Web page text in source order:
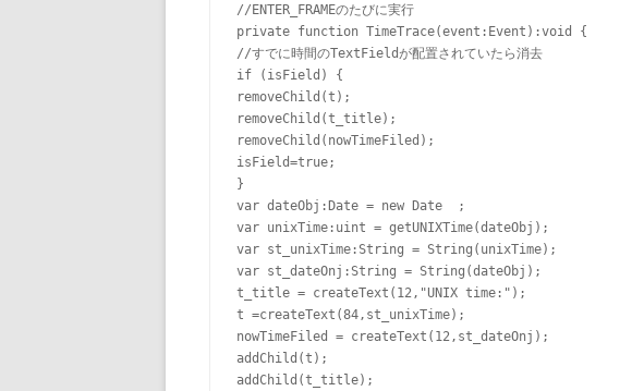
//ENTER_FRAMEのたびに実行
private function TimeTrace(event:Event):void {
//すでに時間のTextFieldが配置されていたら消去
if (isField) {
removeChild(t);
removeChild(t_title);
removeChild(nowTimeFiled);
isField=true;
}
var dateObj:Date = new Date  ;
var unixTime:uint = getUNIXTime(dateObj);
var st_unixTime:String = String(unixTime);
var st_dateOnj:String = String(dateObj);
t_title = createText(12,"UNIX time:");
t =createText(84,st_unixTime);
nowTimeFiled = createText(12,st_dateOnj);
addChild(t);
addChild(t_title);